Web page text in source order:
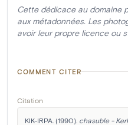
Cette dédicace au domaine
aux métadonnées. Les
avoir leur propre licence ou
COMMENT CITER
Citation
KIK-IRPA. (1990). chasuble -